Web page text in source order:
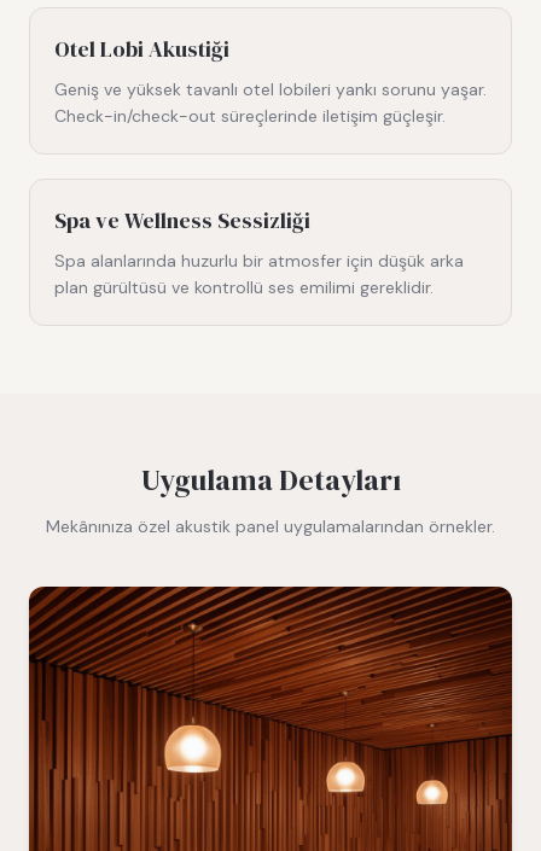
Otel Lobi Akustiği
Geniş ve yüksek tavanlı otel lobileri yankı sorunu yaşar.
Check-in/check-out süreçlerinde iletişim güçleşir.
Spa ve Wellness Sessizliği
Spa alanlarında huzurlu bir atmosfer için düşük arka
plan gürültüsü ve kontrollü ses emilimi gereklidir.
Uygulama Detayları
Mekânınıza özel akustik panel uygulamalarından örnekler.